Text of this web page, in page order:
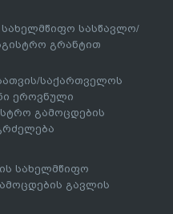
სასწავლო/
გრანტით
საქართველოს
ეროვნული
გამოცდების
სახელმწიფო
გავლის